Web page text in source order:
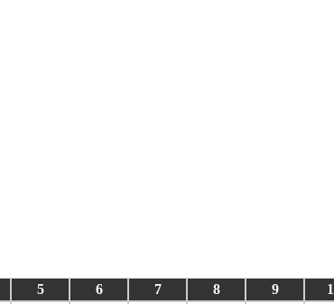
5 6 7 8 9